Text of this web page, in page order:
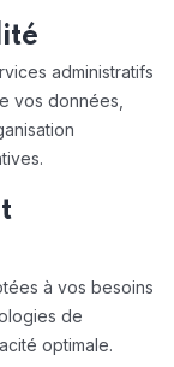
administratifs
vos données,
à vos besoins
de
optimale.